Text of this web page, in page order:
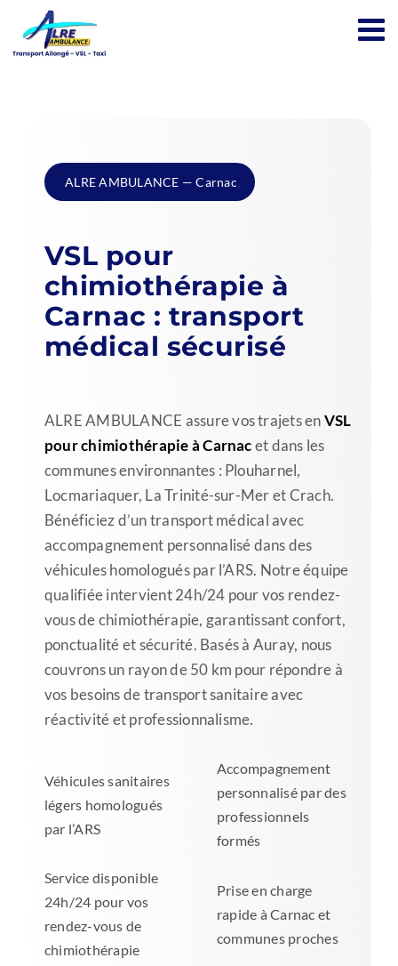
contenu
ALRE AMBULANCE — Carnac
VSL pour
chimiothérapie à
Carnac : transport
médical sécurisé
ALRE AMBULANCE assure vos trajets enVSL
pour chimiothérapie à Carnacet dans les
communes environnantes : Plouharnel,
Locmariaquer, La Trinité-sur-Mer et Crach.
Bénéficiez d’un transport médical avec
accompagnement personnalisé dans des
véhicules homologués par l’ARS. Notre équipe
qualifiée intervient 24h/24 pour vos rendez-
vous de chimiothérapie, garantissant confort,
ponctualité et sécurité. Basés à Auray, nous
couvrons un rayon de 50 km pour répondre à
vos besoins de transport sanitaire avec
réactivité et professionnalisme.
Véhicules sanitaires
légers homologués
par l’ARS
Accompagnement
personnalisé par des
professionnels
formés
Service disponible
24h/24 pour vos
rendez-vous de
chimiothérapie
Prise en charge
rapide à Carnac et
communes proches